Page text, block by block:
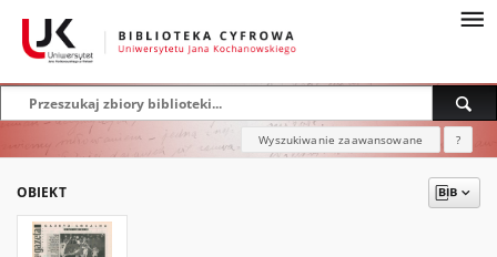
Wyszukiwanie zaawansowane ?
OBIEKT